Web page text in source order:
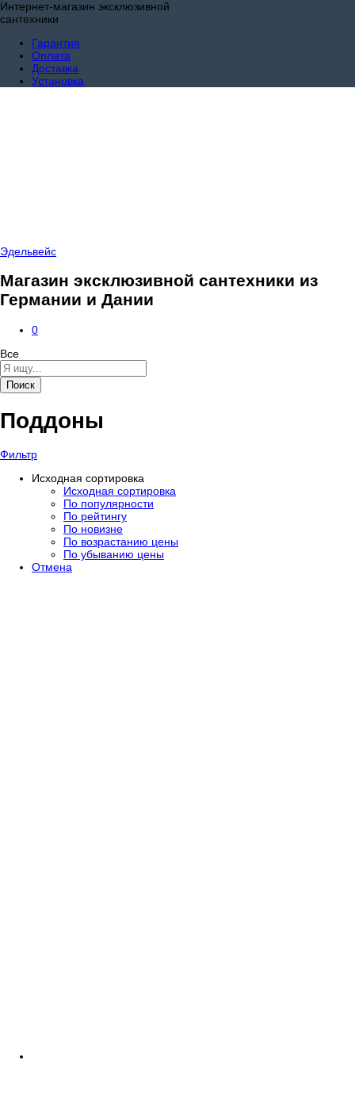
Интернет-магазин эксклюзивной
сантехники
Гарантия
Оплата
Доставка
Установка
Эдельвейс
Магазин эксклюзивной сантехники из
Германии и Дании
0
Все
Поиск
Поддоны
Фильтр
Исходная сортировка
Исходная сортировка
По популярности
По рейтингу
По новизне
По возрастанию цены
По убыванию цены
Отмена